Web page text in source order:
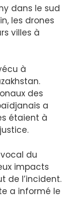
dans le sud
les drones
villes à
à
des
a
étaient à
du
impacts
de l’incident.
a informé le